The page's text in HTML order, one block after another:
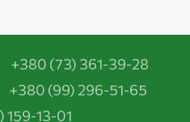
+380 (73) 361-39-28
+380 (99) 296-51-65
159-13-01